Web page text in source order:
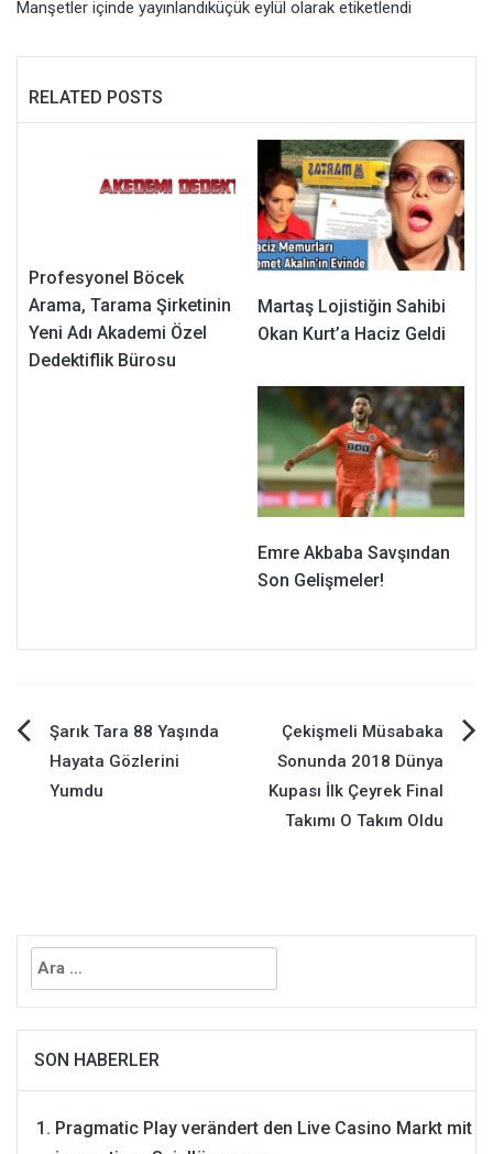
Manşetler içinde yayınlandıküçük eylül olarak etiketlendi
RELATED POSTS
Profesyonel Böcek
Arama, Tarama Şirketinin
Yeni Adı Akademi Özel
Dedektiflik Bürosu
Martaş Lojistiğin Sahibi
Okan Kurt’a Haciz Geldi
Emre Akbaba Savşından
Son Gelişmeler!
Yazı
gezinmesi
Şarık Tara 88 Yaşında
Hayata Gözlerini
Yumdu
Çekişmeli Müsabaka
Sonunda 2018 Dünya
Kupası İlk Çeyrek Final
Takımı O Takım Oldu
Arama:
SON HABERLER
Pragmatic Play verändert den Live Casino Markt mit